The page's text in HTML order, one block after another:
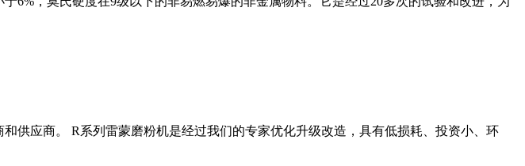
供应商。 R系列雷蒙磨粉机是经过我们的专家优化升级改造，具有低损耗、投资小、环